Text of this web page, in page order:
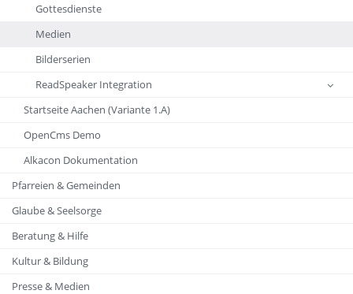
Gottesdienste
Medien
Bilderserien
ReadSpeaker Integration
Startseite Aachen (Variante 1.A)
OpenCms Demo
Alkacon Dokumentation
Pfarreien & Gemeinden
Glaube & Seelsorge
Beratung & Hilfe
Kultur & Bildung
Presse & Medien